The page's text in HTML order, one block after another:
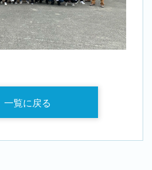
一覧に戻る